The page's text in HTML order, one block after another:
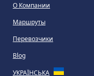
О Компании
Маршруты
Перевозчики
Blog
УКРАЇНСЬКА